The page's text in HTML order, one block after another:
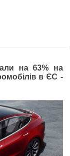
на 63% на
в ЄС -